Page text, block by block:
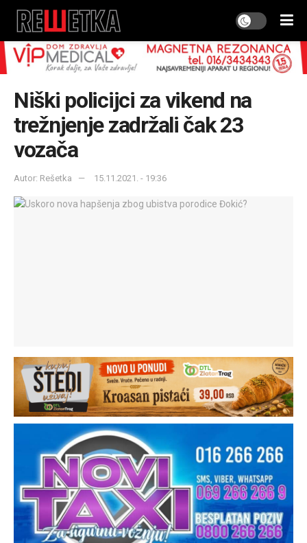
Niški policijci za vikend na
trežnjenje zadržali čak 23
vozača
Autor: Rešetka 15.11.2021. - 19:36